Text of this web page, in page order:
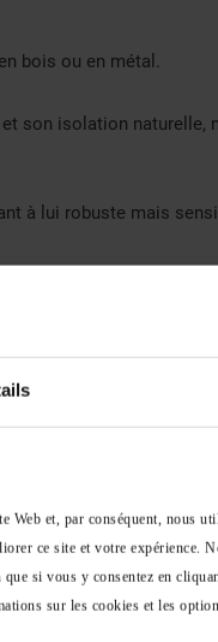
et, par conséquent, nous
ce site et votre expérience.
si vous y consentez en
sur les cookies et les
bois ou en métal.
son isolation naturelle,
à lui robuste mais
de nettoyage, la
se déformer, rendant
rester souples
vérifiées pour éviter
hermétique et
et de prévenir tout